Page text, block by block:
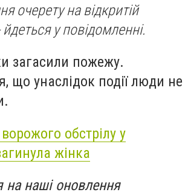
очерету на відкритій
йдеться у повідомленні.
загасили пожежу.
що унаслідок події люди не
ворожого обстрілу у
жінка
на наші оновлення